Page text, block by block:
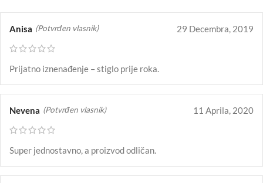
Anisa (Potvrđen vlasnik) 29 Decembra, 2019
Prijatno iznenađenje – stiglo prije roka.
Nevena (Potvrđen vlasnik) 11 Aprila, 2020
Super jednostavno, a proizvod odličan.